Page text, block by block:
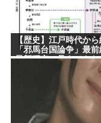
【歴史】江戸時代から
「邪馬台国論争」最前
最新研究で見えてきた
弥呼の国」の有力説